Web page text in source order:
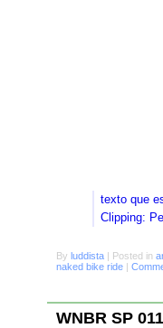
texto que
Clipping:
By luddista | Posted in
naked bike ride |
WNBR SP 011